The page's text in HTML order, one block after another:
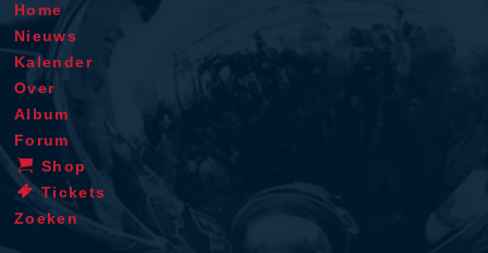
Home
Nieuws
Kalender
Over
Album
Forum
Shop
Tickets
Zoeken